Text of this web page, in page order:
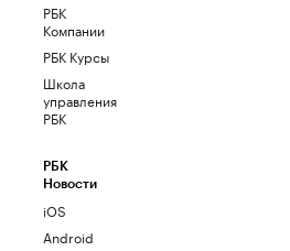
РБК
Компании
РБК Курсы
Школа
управления
РБК
РБК
Новости
iOS
Android